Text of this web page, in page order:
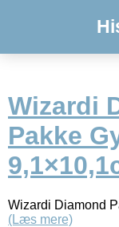
Wizardi
Pakke
Wizardi Diamond
(Læs mere)